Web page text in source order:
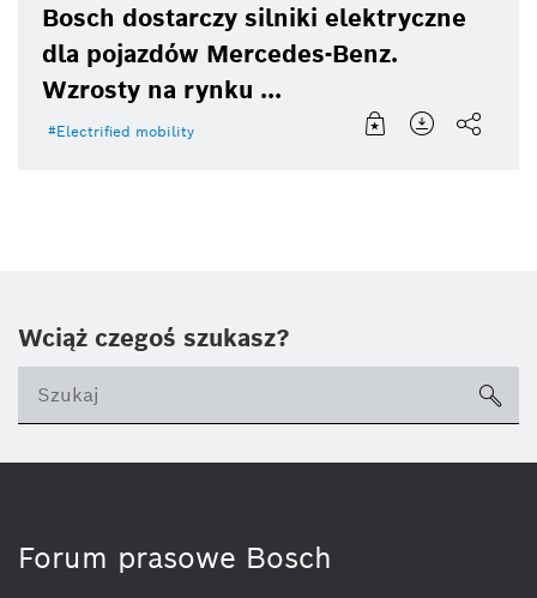
Bosch dostarczy silniki elektryczne
dla pojazdów Mercedes-Benz.
Wzrosty na rynku ...
Electrified mobility
Wciąż czegoś szukasz?
Forum prasowe Bosch